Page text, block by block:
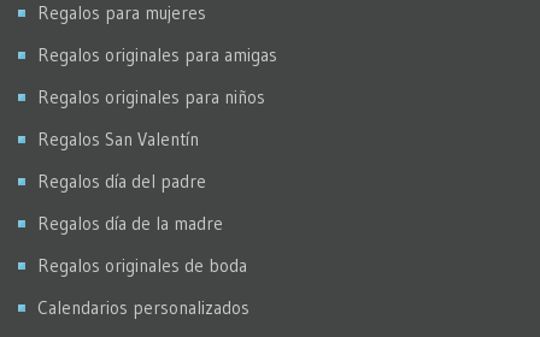
Regalos para mujeres
Regalos originales para amigas
Regalos originales para niños
Regalos San Valentín
Regalos día del padre
Regalos día de la madre
Regalos originales de boda
Calendarios personalizados